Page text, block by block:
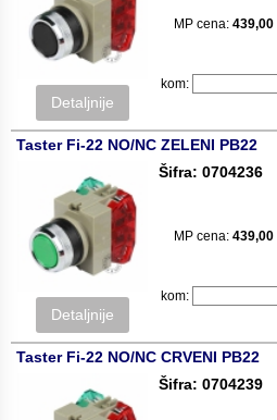
Detaljnije
MP cena: 439,00
kom:
Taster Fi-22 NO/NC ZELENI PB22
Detaljnije
Šifra: 0704236
MP cena: 439,00
kom:
Taster Fi-22 NO/NC CRVENI PB22
Šifra: 0704239